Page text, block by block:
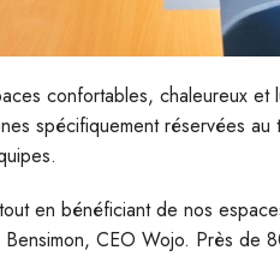
confortables, chaleureux
spécifiquement réservées au
en bénéficiant de nos
CEO Wojo. Près de